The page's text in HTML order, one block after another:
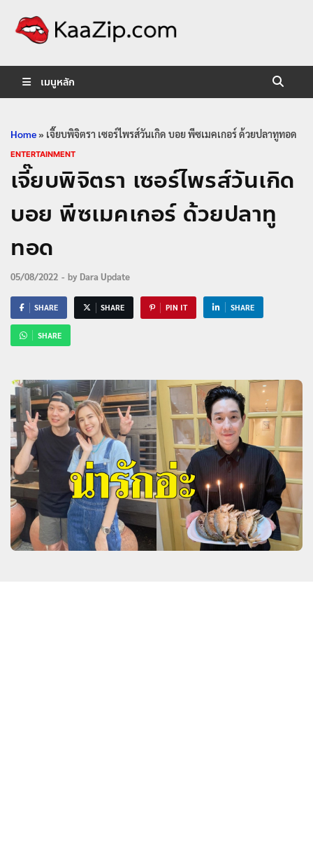
เมนูหลัก
Home» เจี๊ยบพิจิตรา เซอร์ไพรส์วันเกิด บอย พีซเมคเกอร์ ด้วยปลาทูทอด
ENTERTAINMENT
เจี๊ยบพิจิตรา เซอร์ไพรส์วันเกิด
บอย พีซเมคเกอร์ ด้วยปลาทู
ทอด
05/08/2022 - by Dara Update
SHARE SHARE PIN IT SHARE
SHARE